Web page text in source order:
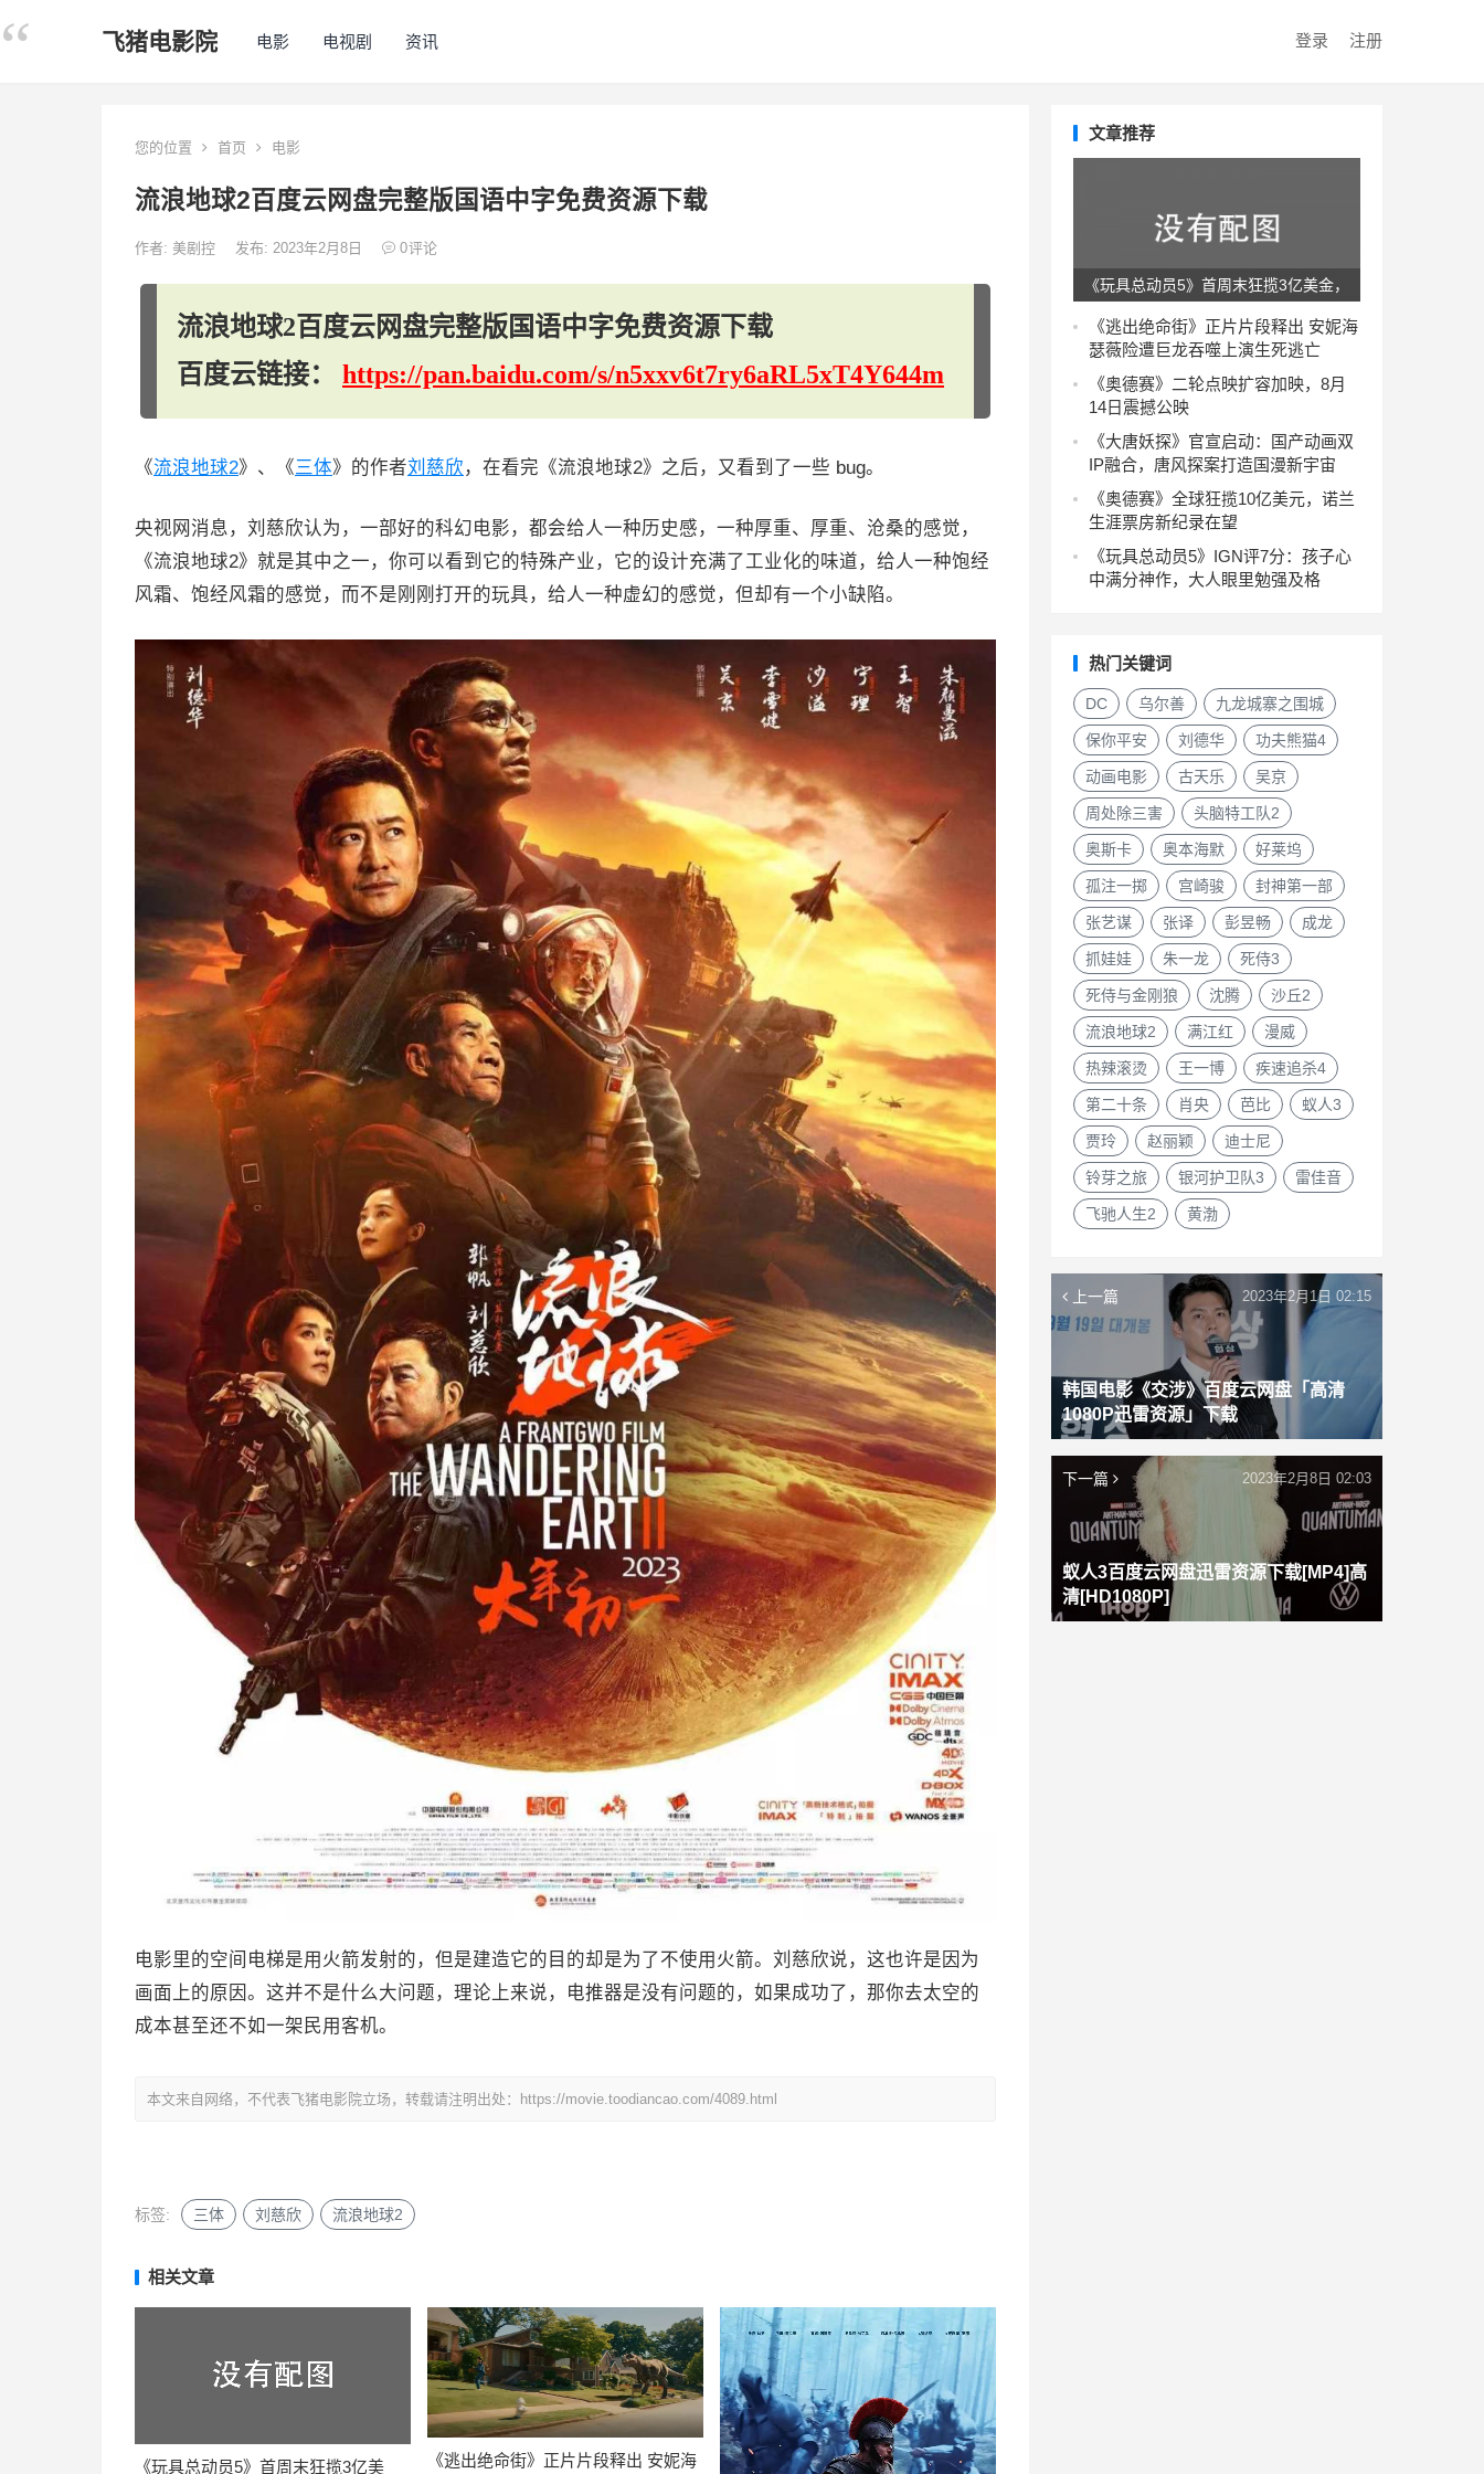
飞猪电影院 电影 电视剧 资讯 登录 注册
您的位置 首页 电影
流浪地球2百度云网盘完整版国语中字免费资源下载
作者: 美剧控 发布: 2023年2月8日 0评论
流浪地球2百度云网盘完整版国语中字免费资源下载
百度云链接： https://pan.baidu.com/s/n5xxv6t7ry6aRL5xT4Y644m
《流浪地球2》、《三体》的作者刘慈欣 ，在看完《流浪地球2》之后，又看到了一些 bug。
央视网消息，刘慈欣认为，一部好的科幻电影，都会给人一种历史感，一种厚重、厚重、沧桑的感觉，
《流浪地球2》就是其中之一，你可以看到它的特殊产业，它的设计充满了工业化的味道，给人一种饱经
风霜、饱经风霜的感觉，而不是刚刚打开的玩具，给人一种虚幻的感觉，但却有一个小缺陷。
电影里的空间电梯是用火箭发射的，但是建造它的目的却是为了不使用火箭。刘慈欣说，这也许是因为
画面上的原因。这并不是什么大问题，理论上来说，电推器是没有问题的，如果成功了，那你去太空的
成本甚至还不如一架民用客机。
本文来自网络，不代表飞猪电影院立场，转载请注明出处：https://movie.toodiancao.com/4089.html
标签: 三体 刘慈欣 流浪地球2
相关文章
《玩具总动员5》首周末狂揽3亿美 《逃出绝命街》正片片段释出 安妮海
文章推荐
《玩具总动员5》首周末狂揽3亿美金，
全球票房势不可挡！
《逃出绝命街》正片片段释出 安妮海
瑟薇险遭巨龙吞噬上演生死逃亡
《奥德赛》二轮点映扩容加映，8月
14日震撼公映
《大唐妖探》官宣启动：国产动画双
IP融合，唐风探案打造国漫新宇宙
《奥德赛》全球狂揽10亿美元，诺兰
生涯票房新纪录在望
《玩具总动员5》IGN评7分：孩子心
中满分神作，大人眼里勉强及格
热门关键词
DC 乌尔善 九龙城寨之围城
保你平安 刘德华 功夫熊猫4
动画电影 古天乐 吴京
周处除三害 头脑特工队2
奥斯卡 奥本海默 好莱坞
孤注一掷 宫崎骏 封神第一部
张艺谋 张译 彭昱畅 成龙
抓娃娃 朱一龙 死侍3
死侍与金刚狼 沈腾 沙丘2
流浪地球2 满江红 漫威
热辣滚烫 王一博 疾速追杀4
第二十条 肖央 芭比 蚁人3
贾玲 赵丽颖 迪士尼
铃芽之旅 银河护卫队3 雷佳音
飞驰人生2 黄渤
上一篇
韩国电影《交涉》百度云网盘「高清
1080P迅雷资源」下载
2023年2月1日 02:15
下一篇
蚁人3百度云网盘迅雷资源下载[MP4]高
清[HD1080P]
2023年2月8日 02:03